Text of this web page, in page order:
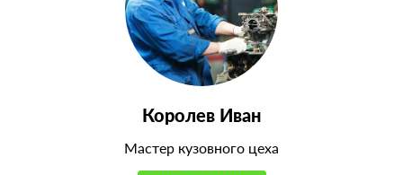
Королев Иван
Мастер кузовного цеха